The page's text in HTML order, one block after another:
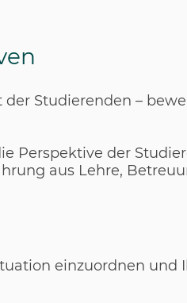
Studierenden –
Perspektive der
aus Lehre,
einzuordnen